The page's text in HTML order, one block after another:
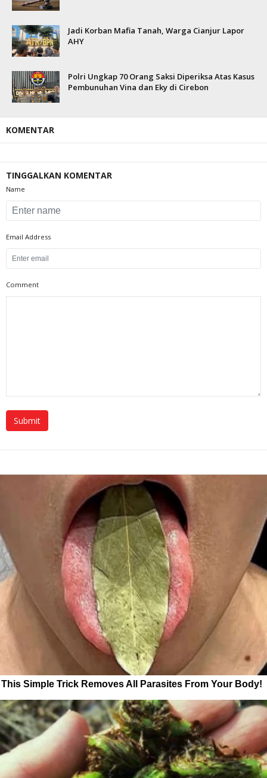
Jadi Korban Mafia Tanah, Warga Cianjur Lapor
AHY
Polri Ungkap 70 Orang Saksi Diperiksa Atas Kasus
Pembunuhan Vina dan Eky di Cirebon
KOMENTAR
TINGGALKAN KOMENTAR
Name
Email Address
Comment
This Simple Trick Removes All Parasites From Your Body!